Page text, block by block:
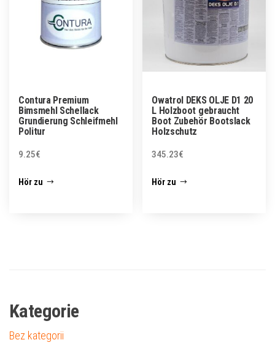
Contura Premium
Bimsmehl Schellack
Grundierung Schleifmehl
Politur
9.25€
Hör zu
Owatrol DEKS OLJE D1 20
L Holzboot gebraucht
Boot Zubehör Bootslack
Holzschutz
345.23€
Hör zu
Kategorie
Bez kategorii